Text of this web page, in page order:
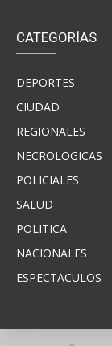
CATEGORÍAS
DEPORTES
CIUDAD
REGIONALES
NECROLOGICAS
POLICIALES
SALUD
POLITICA
NACIONALES
ESPECTACULOS